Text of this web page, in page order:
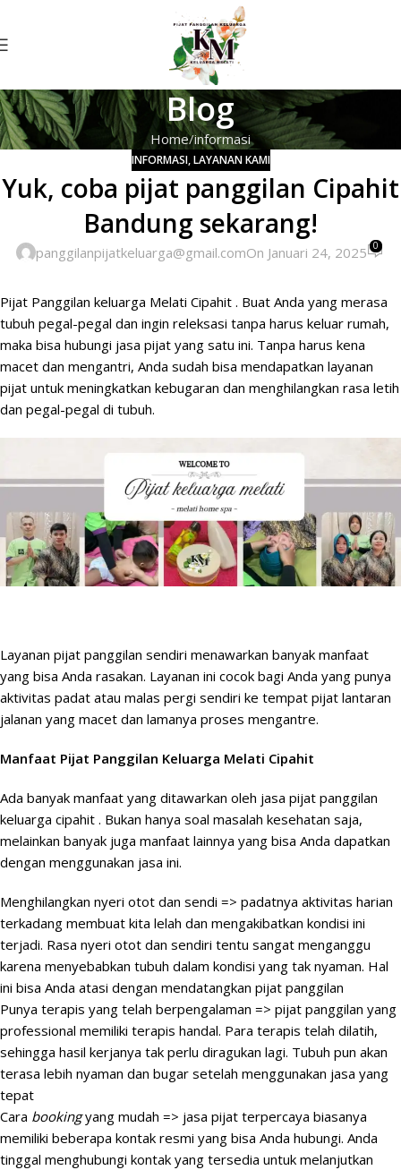
Blog
Home informasi
INFORMASI,LAYANAN KAMI
Yuk, coba pijat panggilan Cipahit
Bandung sekarang!
panggilanpijatkeluarga@gmail.comOn Januari 24, 2025 0
Pijat Panggilan keluarga Melati Cipahit . Buat Anda yang merasa
tubuh pegal-pegal dan ingin releksasi tanpa harus keluar rumah,
maka bisa hubungi jasa pijat yang satu ini. Tanpa harus kena
macet dan mengantri, Anda sudah bisa mendapatkan layanan
pijat untuk meningkatkan kebugaran dan menghilangkan rasa letih
dan pegal-pegal di tubuh.
Layanan pijat panggilan sendiri menawarkan banyak manfaat
yang bisa Anda rasakan. Layanan ini cocok bagi Anda yang punya
aktivitas padat atau malas pergi sendiri ke tempat pijat lantaran
jalanan yang macet dan lamanya proses mengantre.
Manfaat Pijat Panggilan Keluarga Melati Cipahit
Ada banyak manfaat yang ditawarkan oleh jasa pijat panggilan
keluarga cipahit . Bukan hanya soal masalah kesehatan saja,
melainkan banyak juga manfaat lainnya yang bisa Anda dapatkan
dengan menggunakan jasa ini.
Menghilangkan nyeri otot dan sendi => padatnya aktivitas harian
terkadang membuat kita lelah dan mengakibatkan kondisi ini
terjadi. Rasa nyeri otot dan sendiri tentu sangat menganggu
karena menyebabkan tubuh dalam kondisi yang tak nyaman. Hal
ini bisa Anda atasi dengan mendatangkan pijat panggilan
Punya terapis yang telah berpengalaman => pijat panggilan yang
professional memiliki terapis handal. Para terapis telah dilatih,
sehingga hasil kerjanya tak perlu diragukan lagi. Tubuh pun akan
terasa lebih nyaman dan bugar setelah menggunakan jasa yang
tepat
Cara bookingyang mudah => jasa pijat terpercaya biasanya
memiliki beberapa kontak resmi yang bisa Anda hubungi. Anda
tinggal menghubungi kontak yang tersedia untuk melanjutkan